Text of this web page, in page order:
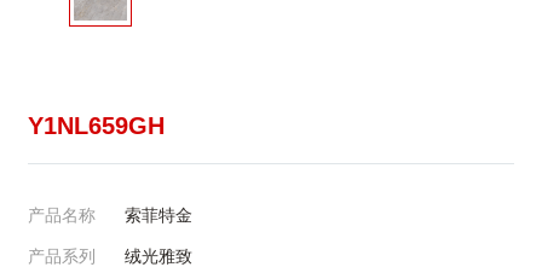
Y1NL659GH
产品名称 索菲特金
产品系列 绒光雅致